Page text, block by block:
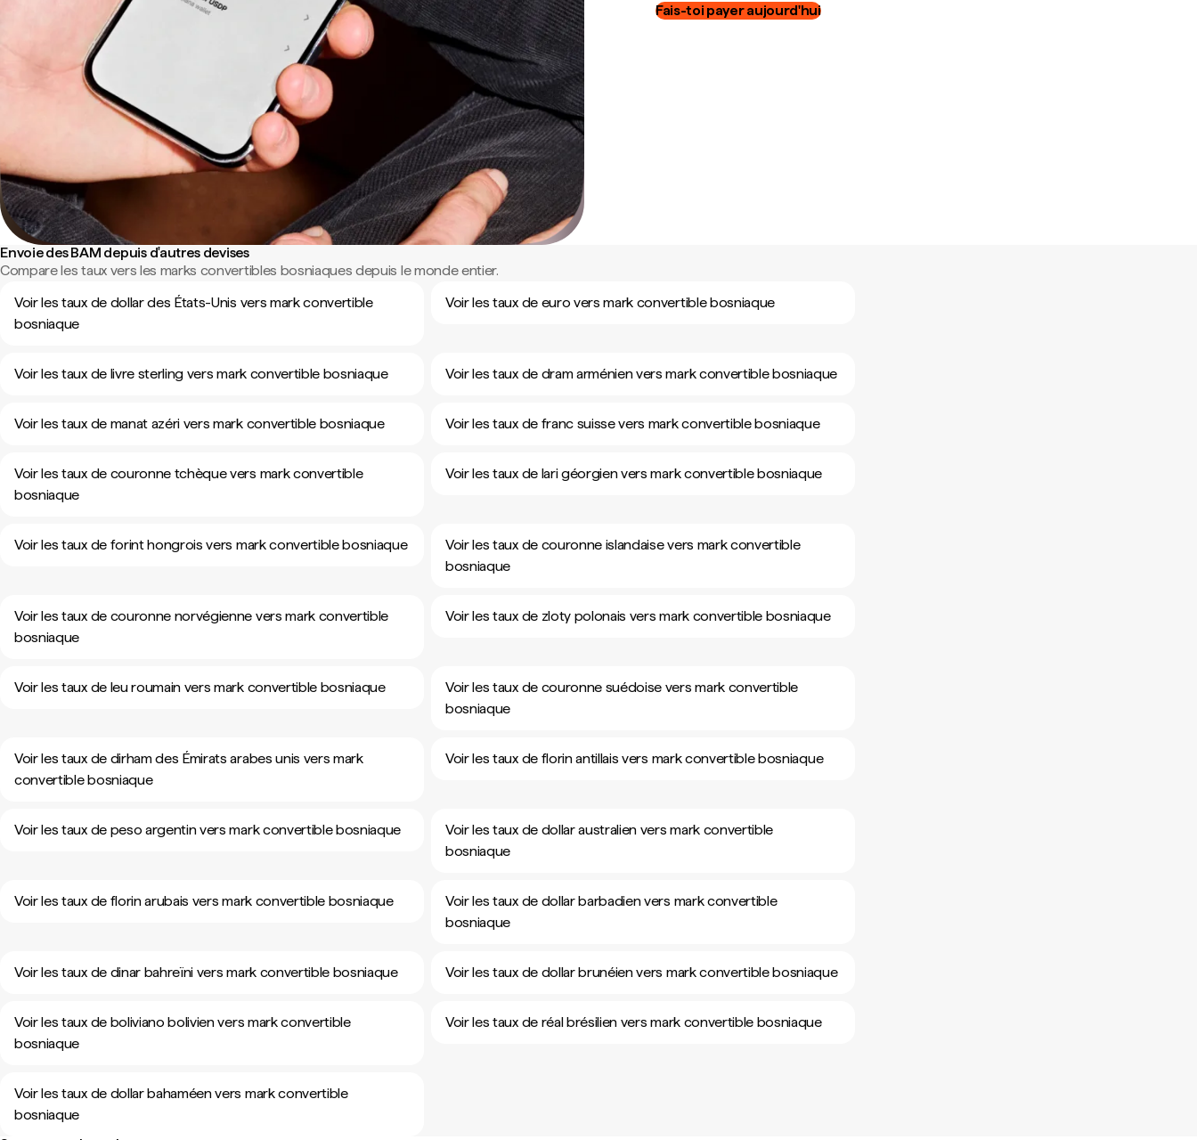
Fais-toi payer aujourd'hui
Envoie des BAM depuis d'autres devises
Compare les taux vers les marks convertibles bosniaques depuis le monde entier.
Voir les taux de dollar des États-Unis vers mark convertible
bosniaque
Voir les taux de euro vers mark convertible bosniaque
Voir les taux de livre sterling vers mark convertible bosniaque Voir les taux de dram arménien vers mark convertible bosniaque
Voir les taux de manat azéri vers mark convertible bosniaque Voir les taux de franc suisse vers mark convertible bosniaque
Voir les taux de couronne tchèque vers mark convertible
bosniaque
Voir les taux de lari géorgien vers mark convertible bosniaque
Voir les taux de forint hongrois vers mark convertible bosniaque
Voir les taux de couronne islandaise vers mark convertible
bosniaque
Voir les taux de couronne norvégienne vers mark convertible
bosniaque
Voir les taux de zloty polonais vers mark convertible bosniaque
Voir les taux de leu roumain vers mark convertible bosniaque
Voir les taux de couronne suédoise vers mark convertible
bosniaque
Voir les taux de dirham des Émirats arabes unis vers mark
convertible bosniaque
Voir les taux de florin antillais vers mark convertible bosniaque
Voir les taux de peso argentin vers mark convertible bosniaque
Voir les taux de dollar australien vers mark convertible
bosniaque
Voir les taux de florin arubais vers mark convertible bosniaque
Voir les taux de dollar barbadien vers mark convertible
bosniaque
Voir les taux de dinar bahreïni vers mark convertible bosniaque Voir les taux de dollar brunéien vers mark convertible bosniaque
Voir les taux de boliviano bolivien vers mark convertible
bosniaque
Voir les taux de réal brésilien vers mark convertible bosniaque
Voir les taux de dollar bahaméen vers mark convertible
bosniaque